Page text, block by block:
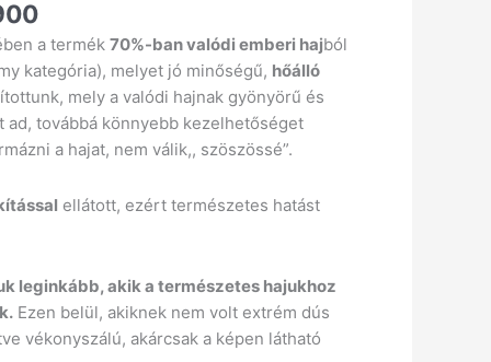
a termék70%-ban valódi emberi hajból
kategória), melyet jó minőségű, hőálló
mely a valódi hajnak gyönyörű és
továbbá könnyebb kezelhetőséget
a hajat, nem válik,, szöszössé”.
ellátott, ezért természetes hatást
leginkább, akik a természetes hajukhoz
Ezen belül, akiknek nem volt extrém dús
vékonyszálú, akárcsak a képen látható